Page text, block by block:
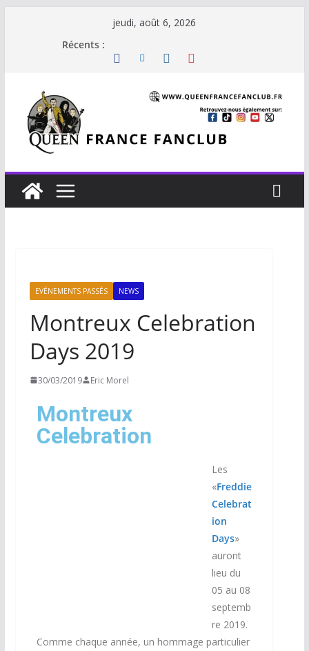
jeudi, août 6, 2026
Récents :
EVÉNEMENTS PASSÉS NEWS
Montreux Celebration
Days 2019
30/03/2019 Eric Morel
Montreux
Celebration
Les
«Freddie
Celebrat
ion
Days»
auront
lieu du
05 au 08
septemb
re 2019.
Comme chaque année, un hommage particulier